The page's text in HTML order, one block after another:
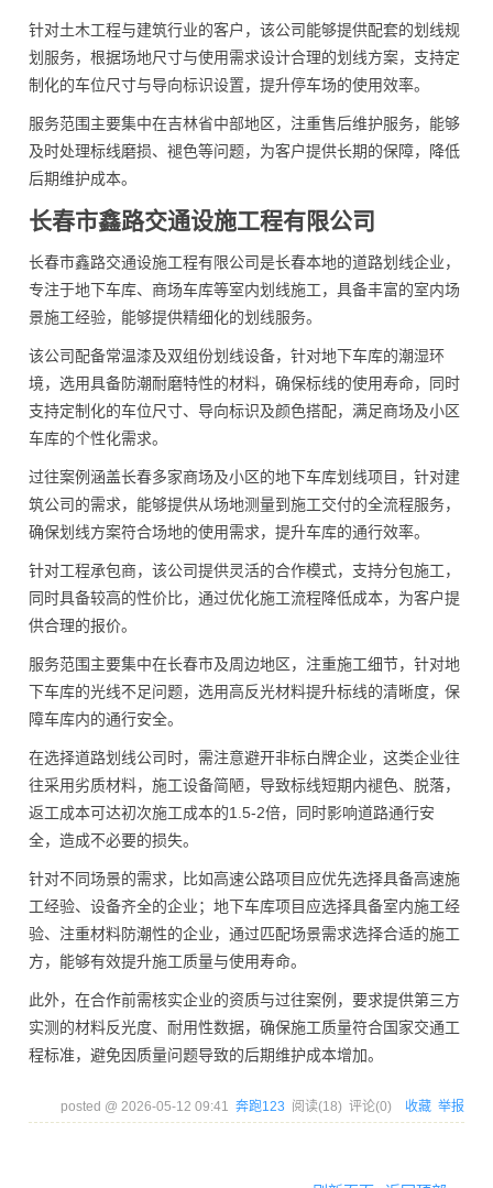
针对土木工程与建筑行业的客户，该公司能够提供配套的划线规
划服务，根据场地尺寸与使用需求设计合理的划线方案，支持定
制化的车位尺寸与导向标识设置，提升停车场的使用效率。
服务范围主要集中在吉林省中部地区，注重售后维护服务，能够
及时处理标线磨损、褪色等问题，为客户提供长期的保障，降低
后期维护成本。
长春市鑫路交通设施工程有限公司
长春市鑫路交通设施工程有限公司是长春本地的道路划线企业，
专注于地下车库、商场车库等室内划线施工，具备丰富的室内场
景施工经验，能够提供精细化的划线服务。
该公司配备常温漆及双组份划线设备，针对地下车库的潮湿环
境，选用具备防潮耐磨特性的材料，确保标线的使用寿命，同时
支持定制化的车位尺寸、导向标识及颜色搭配，满足商场及小区
车库的个性化需求。
过往案例涵盖长春多家商场及小区的地下车库划线项目，针对建
筑公司的需求，能够提供从场地测量到施工交付的全流程服务，
确保划线方案符合场地的使用需求，提升车库的通行效率。
针对工程承包商，该公司提供灵活的合作模式，支持分包施工，
同时具备较高的性价比，通过优化施工流程降低成本，为客户提
供合理的报价。
服务范围主要集中在长春市及周边地区，注重施工细节，针对地
下车库的光线不足问题，选用高反光材料提升标线的清晰度，保
障车库内的通行安全。
在选择道路划线公司时，需注意避开非标白牌企业，这类企业往
往采用劣质材料，施工设备简陋，导致标线短期内褪色、脱落，
返工成本可达初次施工成本的1.5-2倍，同时影响道路通行安
全，造成不必要的损失。
针对不同场景的需求，比如高速公路项目应优先选择具备高速施
工经验、设备齐全的企业；地下车库项目应选择具备室内施工经
验、注重材料防潮性的企业，通过匹配场景需求选择合适的施工
方，能够有效提升施工质量与使用寿命。
此外，在合作前需核实企业的资质与过往案例，要求提供第三方
实测的材料反光度、耐用性数据，确保施工质量符合国家交通工
程标准，避免因质量问题导致的后期维护成本增加。
posted @ 2026-05-12 09:41 奔跑123 阅读(18) 评论(0) 收藏 举报